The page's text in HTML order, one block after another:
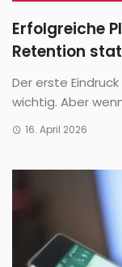
Erfolgreiche
Retention
Der erste
wichtig. Aber
16. April 2026